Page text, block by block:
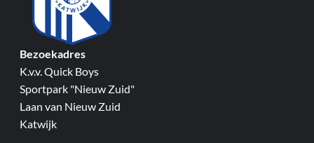
Bezoekadres
K.v.v. Quick Boys
Sportpark "Nieuw Zuid"
Laan van Nieuw Zuid
Katwijk